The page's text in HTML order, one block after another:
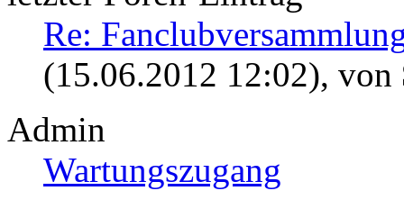
Re:
(15.06.2012 12:02), von
Admin
Wartungszugang